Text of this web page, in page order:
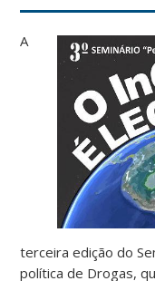
A
terceira edição do
política de Drogas,